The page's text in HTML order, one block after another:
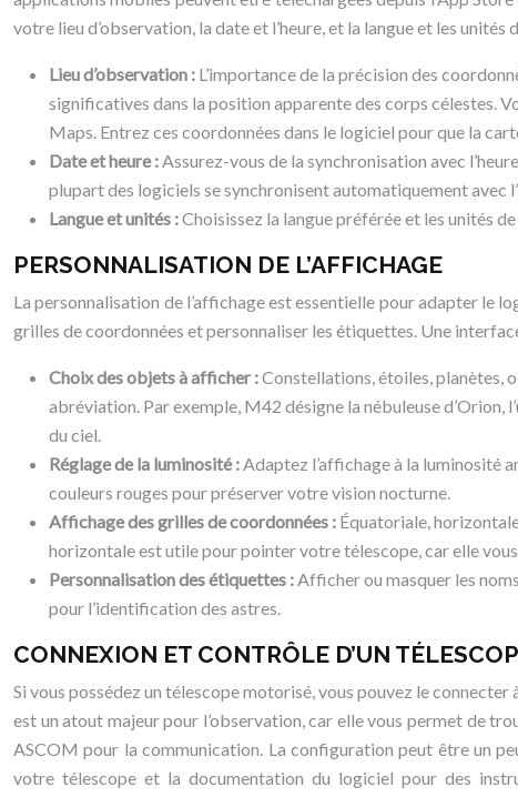
votre lieu d’observation, la date et l’heure, et la langue et les unités
Lieu d’observation : L’importance de la précision des
significatives dans la position apparente des corps célestes.
Maps. Entrez ces coordonnées dans le logiciel pour que la
Date et heure :Assurez-vous de la synchronisation avec
plupart des logiciels se synchronisent automatiquement
Langue et unités :Choisissez la langue préférée et les unités
PERSONNALISATION DE L’AFFICHAGE
La personnalisation de l’affichage est essentielle pour adapter le
grilles de coordonnées et personnaliser les étiquettes. Une
Choix des objets à afficher :Constellations, étoiles, planètes,
abréviation. Par exemple, M42 désigne la nébuleuse d’Orion,
du ciel.
Réglage de la luminosité :Adaptez l’affichage à la luminosité
couleurs rouges pour préserver votre vision nocturne.
Affichage des grilles de coordonnées : Équatoriale,
horizontale est utile pour pointer votre télescope, car elle
Personnalisation des étiquettes :Afficher ou masquer les
pour l’identification des astres.
CONNEXION ET CONTRÔLE D’UN
Si vous possédez un télescope motorisé, vous pouvez le
est un atout majeur pour l’observation, car elle vous permet de
ASCOM pour la communication. La configuration peut être un
votre télescope et la documentation du logiciel pour des